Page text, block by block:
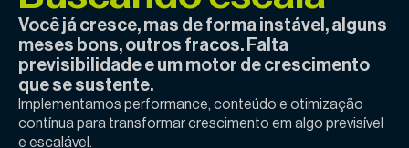
Você já cresce, mas de forma instável, alguns
meses bons, outros fracos. Falta
previsibilidade e um motor de crescimento
que se sustente.
Implementamos performance, conteúdo e otimização
contínua para transformar crescimento em algo previsível
e escalável.